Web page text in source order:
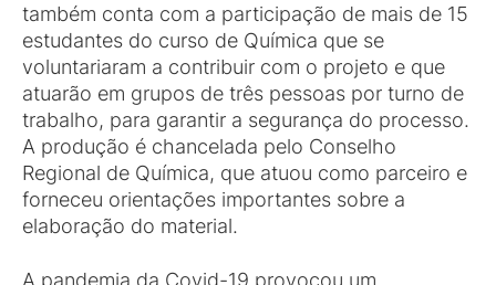
também conta com a participação de mais de 15
estudantes do curso de Química que se
voluntariaram a contribuir com o projeto e que
atuarão em grupos de três pessoas por turno de
trabalho, para garantir a segurança do processo.
A produção é chancelada pelo Conselho
Regional de Química, que atuou como parceiro e
forneceu orientações importantes sobre a
elaboração do material.
A pandemia da Covid-19 provocou um